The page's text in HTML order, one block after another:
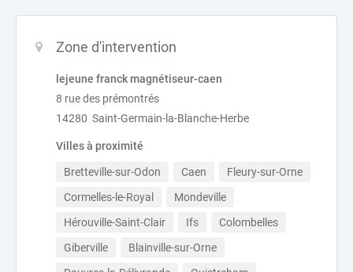
Zone d'intervention
lejeune franck magnétiseur-caen
8 rue des prémontrés
14280 Saint-Germain-la-Blanche-Herbe
Villes à proximité
Bretteville-sur-Odon Caen
Fleury-sur-Orne
Cormelles-le-Royal
Mondeville
Hérouville-Saint-Clair
Ifs
Colombelles
Giberville
Blainville-sur-Orne